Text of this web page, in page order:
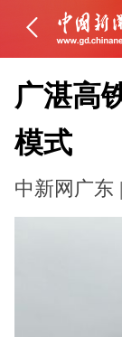
广湛高
模式
中新网广东